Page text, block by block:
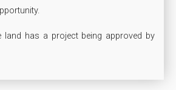
land has a project being approved by